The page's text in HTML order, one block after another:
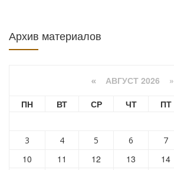
Архив материалов
« АВГУСТ 2026 »
ПН
ВТ СР ЧТ ПТ
3 4 5 6 7
10 11 12 13 14